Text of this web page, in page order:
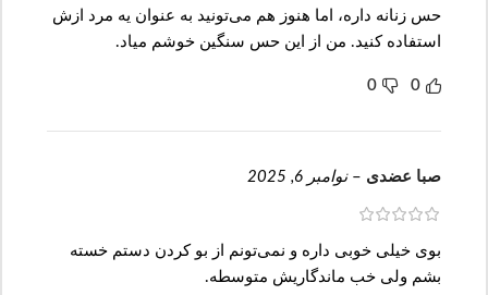
حس زنانه داره، اما هنوز هم می‌تونید به عنوان یه مرد ازش
استفاده کنید. من از این حس سنگین خوشم میاد.
0
0
صبا عضدی – نوامبر 6, 2025
بوی خیلی خوبی داره و نمی‌تونم از بو کردن دستم خسته
بشم ولی خب ماندگاریش متوسطه.